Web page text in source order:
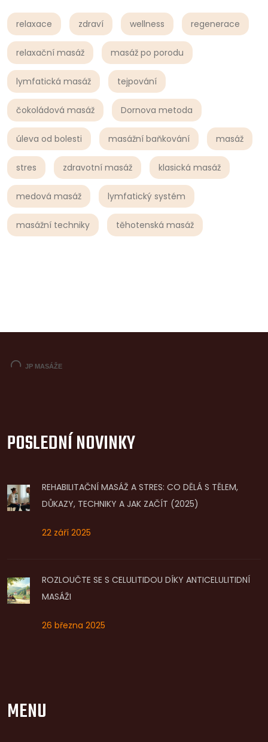
relaxace zdraví wellness regenerace
relaxační masáž masáž po porodu
lymfatická masáž tejpování
čokoládová masáž Dornova metoda
úleva od bolesti masážní baňkování masáž
stres zdravotní masáž klasická masáž
medová masáž lymfatický systém
masážní techniky těhotenská masáž
POSLEDNÍ NOVINKY
REHABILITAČNÍ MASÁŽ A STRES: CO DĚLÁ S TĚLEM,
DŮKAZY, TECHNIKY A JAK ZAČÍT (2025)
22 září 2025
ROZLOUČTE SE S CELULITIDOU DÍKY ANTICELULITIDNÍ
MASÁŽI
26 března 2025
MENU